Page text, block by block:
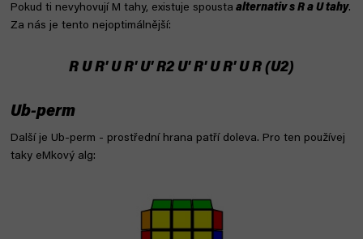
Pokud ti nevyhovují M tahy, existuje spousta alternativ s R a U tahy.
Za nás je tento nejoptimálnější:
R U R' U R' U' R2 U' R' U R' U R (U2)
Ub-perm
Další je Ub-perm - prostřední hrana patří doleva. Pro ten používej
taky eMkový alg: